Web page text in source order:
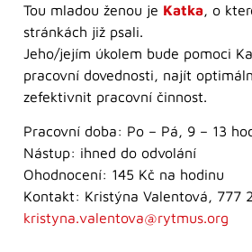
Tou mladou ženou je Katka , o
stránkách již psali.
Jeho/jejím úkolem bude pomoci
pracovní dovednosti, najít
zefektivnit pracovní činnost.
Pracovní doba: Po – Pá, 9 – 13
Nástup: ihned do odvolání
Ohodnocení: 145 Kč na hodinu
Kontakt: Kristýna Valentová, 777
kristyna.valentova@rytmus.org